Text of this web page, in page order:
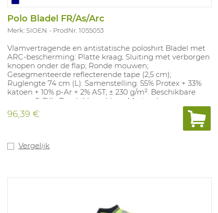
Polo Bladel FR/As/Arc
Merk: SIOEN ProdNr. 1055053
Vlamvertragende en antistatische poloshirt Bladel met
ARC-bescherming: Platte kraag; Sluiting met verborgen
knopen onder de flap; Ronde mouwen;
Gesegmenteerde reflecterende tape (2,5 cm);
Ruglengte 74 cm (L). Samenstelling: 55% Protex + 33%
katoen + 10% p-Ar + 2% AST; ± 230 g/m². Beschikbare
maten: S-3XL. Beschikbare kleur: Marine. In
overeenstemming met: EN ISO 11612 A1B1C1F1, EN 1149-5,
IEC 61482-2: 2018 APC1 - EBT 14,7 cal/cm² en EN ISO 14116:
96,39 €
Vergelijk